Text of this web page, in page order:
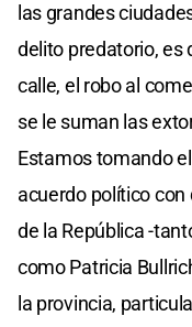
las grandes
delito predatorio, es
calle, el robo al
se le suman las
Estamos tomando
acuerdo político
de la República -
como Patricia
la provincia,